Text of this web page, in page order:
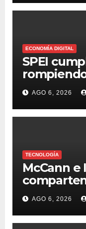
ECONOMÍA DIGITAL
SPEI
AGO 6, 2026
TECNOLOGÍA
McCann e
industria
publicidad
AGO 6, 2026